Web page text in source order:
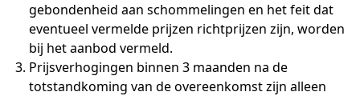
gebondenheid aan schommelingen en het feit dat
eventueel vermelde prijzen richtprijzen zijn, worden
bij het aanbod vermeld.
Prijsverhogingen binnen 3 maanden na de
totstandkoming van de overeenkomst zijn alleen